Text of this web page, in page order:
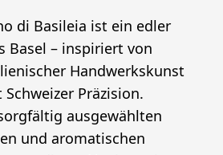
di Basileia ist ein edler
Basel – inspiriert von
Handwerkskunst
Präzision.
ausgewählten
und aromatischen